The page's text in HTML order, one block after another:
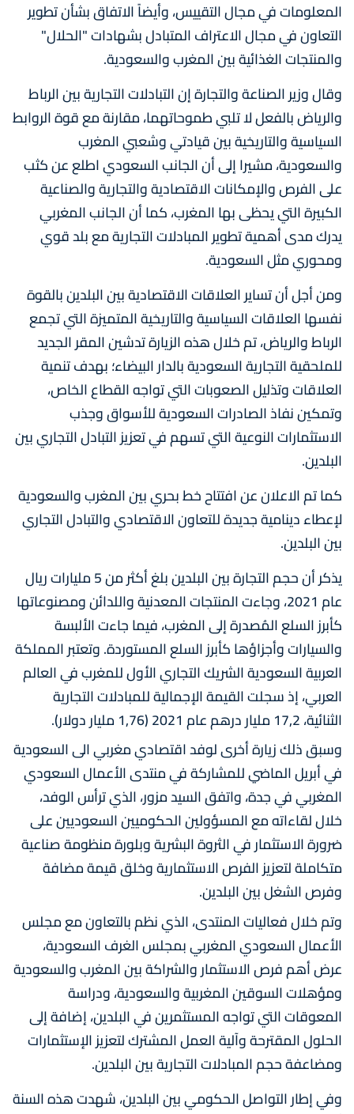
المعلومات في مجال التقييس، وأيضاً الاتفاق بشأن تطوير
التعاون في مجال الاعتراف المتبادل بشهادات "الحلال"
والمنتجات الغذائية بين المغرب والسعودية.
وقال وزير الصناعة والتجارة إن التبادلات التجارية بين الرباط
والرياض بالفعل لا تلبي طموحاتهما، مقارنة مع قوة الروابط
السياسية والتاريخية بين قيادتي وشعبي المغرب
والسعودية، مشيرا إلى أن الجانب السعودي اطلع عن كثب
على الفرص والإمكانات الاقتصادية والتجارية والصناعية
الكبيرة التي يحظى بها المغرب، كما أن الجانب المغربي
يدرك مدى أهمية تطوير المبادلات التجارية مع بلد قوي
ومحوري مثل السعودية.
ومن أجل أن تساير العلاقات الاقتصادية بين البلدين بالقوة
نفسها العلاقات السياسية والتاريخية المتميزة التي تجمع
الرباط والرياض، تم خلال هذه الزيارة تدشين المقر الجديد
للملحقية التجارية السعودية بالدار البيضاء؛ بهدف تنمية
العلاقات وتذليل الصعوبات التي تواجه القطاع الخاص،
وتمكين نفاذ الصادرات السعودية للأسواق وجذب
الاستثمارات النوعية التي تسهم في تعزيز التبادل التجاري بين
البلدين.
كما تم الاعلان عن افتتاح خط بحري بين المغرب والسعودية
لإعطاء دينامية جديدة للتعاون الاقتصادي والتبادل التجاري
بين البلدين.
يذكر أن حجم التجارة بين البلدين بلغ أكثر من 5 مليارات ريال
عام 2021، وجاءت المنتجات المعدنية واللدائن ومصنوعاتها
كأبرز السلع المُصدرة إلى المغرب، فيما جاءت الألبسة
والسيارات وأجزاؤها كأبرز السلع المستوردة. وتعتبر المملكة
العربية السعودية الشريك التجاري الأول للمغرب في العالم
العربي، إذ سجلت القيمة الإجمالية للمبادلات التجارية
الثنائية، 17,2 مليار درهم عام 2021 (1,76 مليار دولار).
وسبق ذلك زيارة أخرى لوفد اقتصادي مغربي الى السعودية
في أبريل الماضي للمشاركة في منتدى الأعمال السعودي
المغربي في جدة، واتفق السيد مزور، الذي ترأس الوفد،
خلال لقاءاته مع المسؤولين الحكوميين السعوديين على
ضرورة الاستثمار في الثروة البشرية وبلورة منظومة صناعية
متكاملة لتعزيز الفرص الاستثمارية وخلق قيمة مضافة
وفرص الشغل بين البلدين.
وتم خلال فعاليات المنتدى، الذي نظم بالتعاون مع مجلس
الأعمال السعودي المغربي بمجلس الغرف السعودية،
عرض أهم فرص الاستثمار والشراكة بين المغرب والسعودية
ومؤهلات السوقين المغربية والسعودية، ودراسة
المعوقات التي تواجه المستثمرين في البلدين، إضافة إلى
الحلول المقترحة وآلية العمل المشترك لتعزيز الإستثمارات
ومضاعفة حجم المبادلات التجارية بين البلدين.
وفي إطار التواصل الحكومي بين البلدين، شهدت هذه السنة